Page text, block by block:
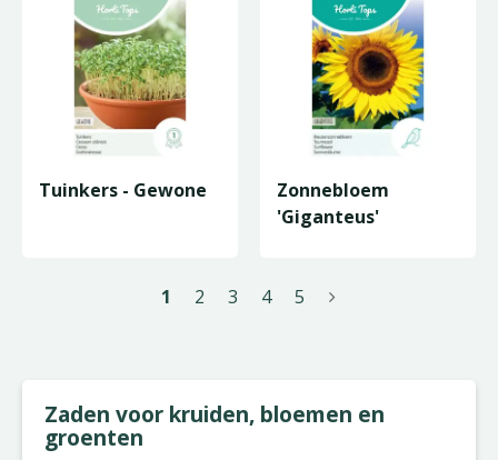
Tuinkers - Gewone
Zonnebloem
'Giganteus'
1 2 3 4 5
Zaden voor kruiden, bloemen en
groenten